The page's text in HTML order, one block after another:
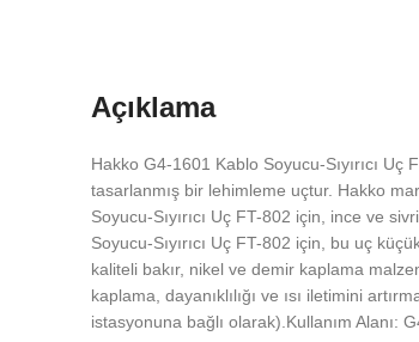
Açıklama
Hakko G4-1601 Kablo Soyucu-Sıyırıcı
tasarlanmış bir lehimleme uçtur. Hakko
Soyucu-Sıyırıcı Uç FT-802 için, ince ve
Soyucu-Sıyırıcı Uç FT-802 için, bu uç
kaliteli bakır, nikel ve demir kaplama
kaplama, dayanıklılığı ve ısı iletimini
istasyonuna bağlı olarak).Kullanım